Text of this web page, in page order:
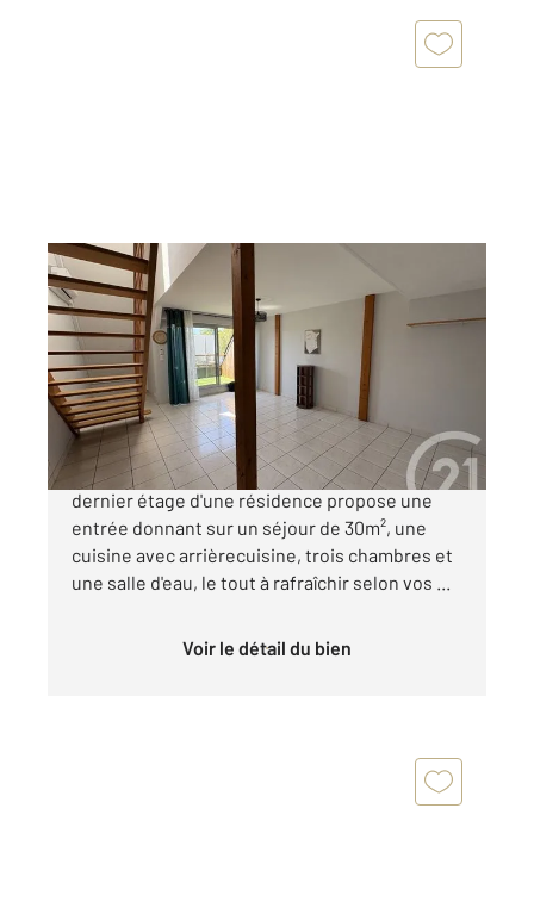
PLOEREN 56
66,06 m2, 5 pièces
Ref : 1440
Maison à vendre
262 500 €
Au cœur de Ploeren, ce duplex de 65m² au
dernier étage d'une résidence propose une
entrée donnant sur un séjour de 30m², une
cuisine avec arrièrecuisine, trois chambres et
une salle d'eau, le tout à rafraîchir selon vos ...
Voir le détail du bien